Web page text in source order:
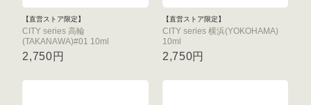
【直営ストア限定】
CITY series 高輪
(TAKANAWA)#01 10ml
2,750円
【直営ストア限定】
CITY series 横浜(YOKOHAMA)
10ml
2,750円